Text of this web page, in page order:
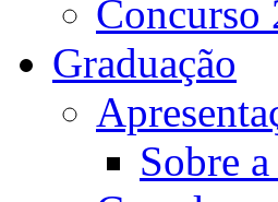
Concurso
Graduação
Sobre